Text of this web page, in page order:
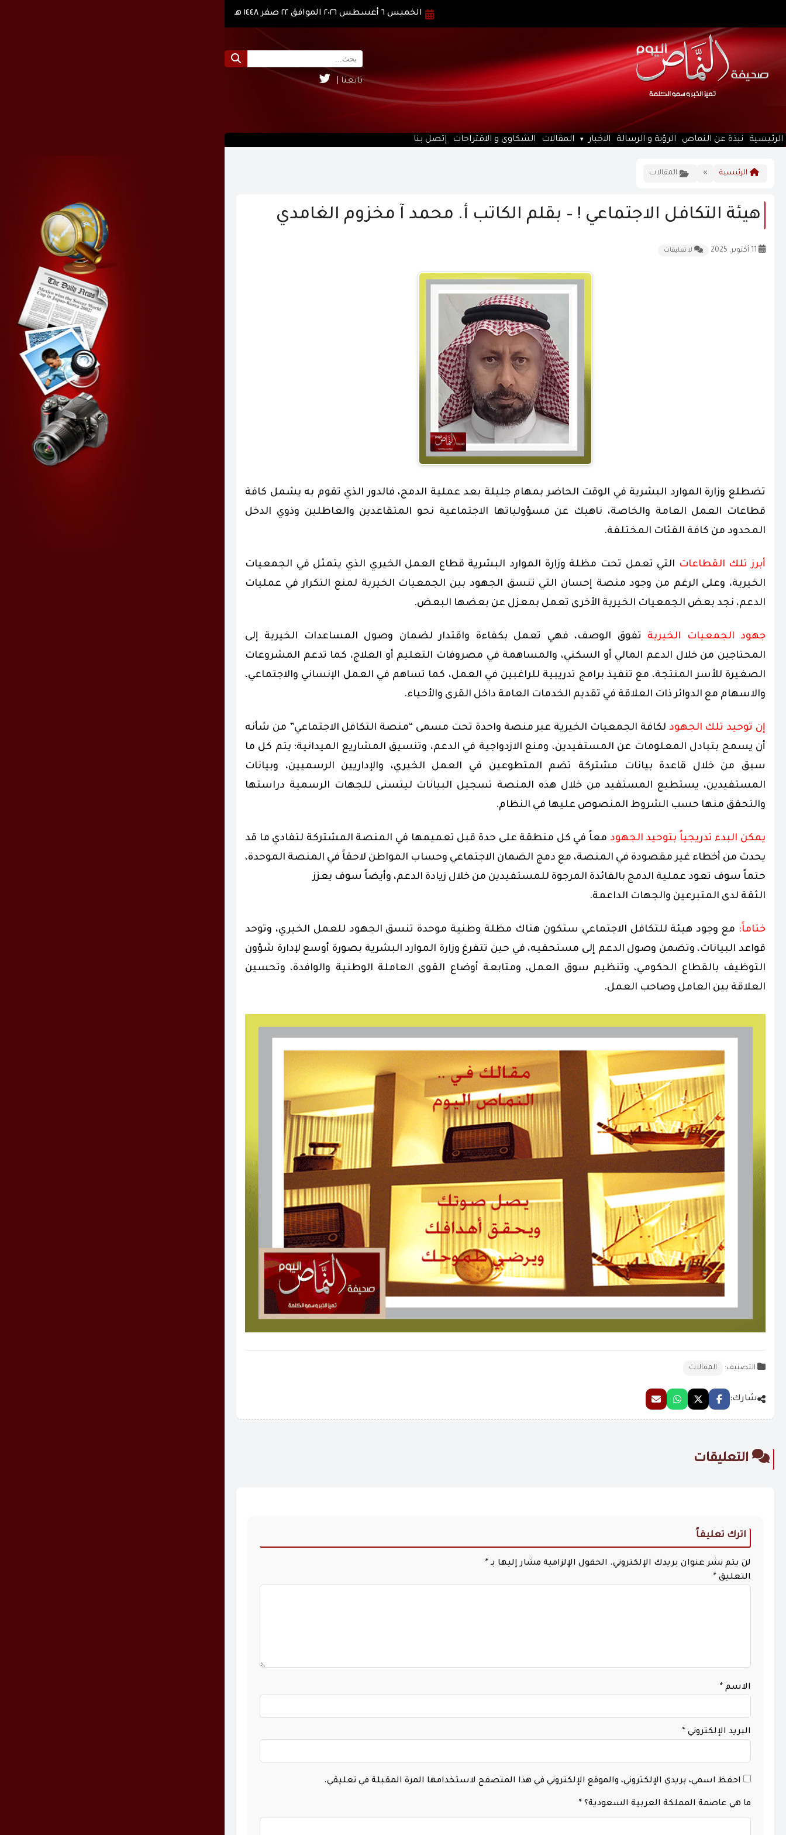
الخميس ٦ أغسطس ٢٠٢٦ الموافق ٢٢ صفر ١٤٤٨ هـ
تابعنا |
الرئيسية نبذة عن النماص الرؤية و الرسالة الاخبار المقالات الشكاوى و الاقتراحات إتصل بنا
الرئيسية » المقالات
هيئة التكافل الاجتماعي ! – بقلم الكاتب أ. محمد آ مخزوم الغامدي
لا تعليقات
تضطلع وزارة الموارد البشرية في الوقت الحاضر بمهام جليلة بعد عملية الدمج، فالدور الذي تقوم به يشمل كافة
قطاعات العمل العامة والخاصة، ناهيك عن مسؤولياتها الاجتماعية نحو المتقاعدين والعاطلين وذوي الدخل
المحدود من كافة الفئات المختلفة.
أبرز تلك القطاعات التي تعمل تحت مظلة وزارة الموارد البشرية قطاع العمل الخيري الذي يتمثل في الجمعيات
الخيرية، وعلى الرغم من وجود منصة إحسان التي تنسق الجهود بين الجمعيات الخيرية لمنع التكرار في عمليات
الدعم، نجد بعض الجمعيات الخيرية الأخرى تعمل بمعزل عن بعضها البعض.
جهود الجمعيات الخيرية تفوق الوصف، فهي تعمل بكفاءة واقتدار لضمان وصول المساعدات الخيرية إلى
المحتاجين من خلال الدعم المالي أو السكني، والمساهمة في مصروفات التعليم أو العلاج، كما تدعم المشروعات
الصغيرة للأسر المنتجة، مع تنفيذ برامج تدريبية للراغبين في العمل، كما تساهم في العمل الإنساني والاجتماعي،
والاسهام مع الدوائر ذات العلاقة في تقديم الخدمات العامة داخل القرى والأحياء.
إن توحيد تلك الجهود لكافة الجمعيات الخيرية عبر منصة واحدة تحت مسمى “منصة التكافل الاجتماعي” من شأنه
أن يسمح بتبادل المعلومات عن المستفيدين، ومنع الازدواجية في الدعم، وتنسيق المشاريع الميدانية؛ يتم كل ما
سبق من خلال قاعدة بيانات مشتركة تضم المتطوعين في العمل الخيري، والإداريين الرسميين، وبيانات
المستفيدين، يستطيع المستفيد من خلال هذه المنصة تسجيل البيانات ليتسنى للجهات الرسمية دراستها
والتحقق منها حسب الشروط المنصوص عليها في النظام.
يمكن البدء تدريجياً بتوحيد الجهود معاً في كل منطقة على حدة قبل تعميمها في المنصة المشتركة لتفادي ما قد
يحدث من أخطاء غير مقصودة في المنصة، مع دمج الضمان الاجتماعي وحساب المواطن لاحقاً في المنصة الموحدة،
حتماً سوف تعود عملية الدمج بالفائدة المرجوة للمستفيدين من خلال زيادة الدعم، وأيضاً سوف يعزز
الثقة لدى المتبرعين والجهات الداعمة.
ختاماً: مع وجود هيئة للتكافل الاجتماعي ستكون هناك مظلة وطنية موحدة تنسق الجهود للعمل الخيري، وتوحد
قواعد البيانات، وتضمن وصول الدعم إلى مستحقيه، في حين تتفرغ وزارة الموارد البشرية بصورة أوسع لإدارة شؤون
التوظيف بالقطاع الحكومي، وتنظيم سوق العمل، ومتابعة أوضاع القوى العاملة الوطنية والوافدة، وتحسين
العلاقة بين العامل وصاحب العمل.
التصنيف: المقالات
شارك:
التعليقات
اترك تعليقاً
لن يتم نشر عنوان بريدك الإلكتروني. الحقول الإلزامية مشار إليها بـ *
التعليق *
الاسم *
البريد الإلكتروني *
احفظ اسمي، بريدي الإلكتروني، والموقع الإلكتروني في هذا المتصفح لاستخدامها المرة المقبلة في تعليقي.
ما هي عاصمة المملكة العربية السعودية؟ *